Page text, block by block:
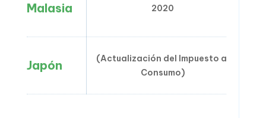
Malasia 2020
Japón
(Actualización del Impuesto al
Consumo)